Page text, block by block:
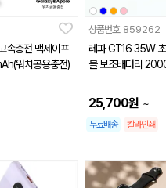
속충전 맥세이프
워치공용충전)
상품번호 859262
레파 GT16 35W
블 보조배터리
25,700원 ~
무료배송 칼라인쇄